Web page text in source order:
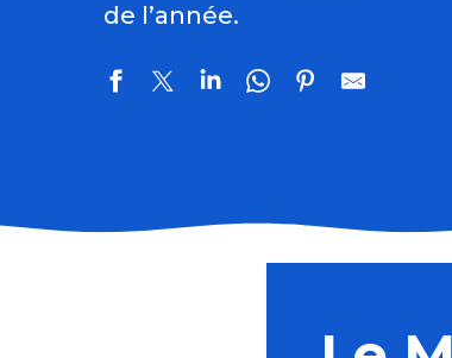
de l’année.
Balades nature: visites guidées de la